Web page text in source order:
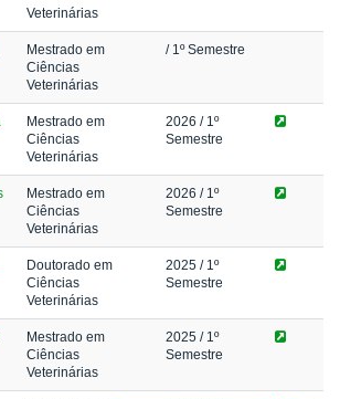
Veterinárias
Mestrado em
Ciências
Veterinárias
/ 1º Semestre
Mestrado em
Ciências
Veterinárias
2026 / 1º
Semestre
Mestrado em
Ciências
Veterinárias
2026 / 1º
Semestre
Doutorado em
Ciências
Veterinárias
2025 / 1º
Semestre
Mestrado em
Ciências
Veterinárias
2025 / 1º
Semestre